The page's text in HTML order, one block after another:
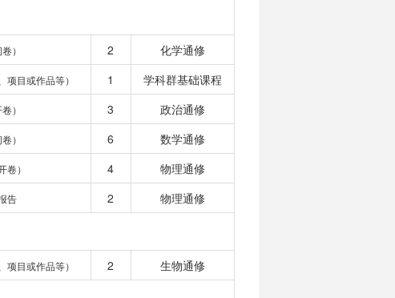
） 2
化学通修
项目或作品等） 1
学科群基础课程
） 3
政治通修
） 6
数学通修
卷） 4
物理通修
告 2 物理通修
项目或作品等） 2 生物通修